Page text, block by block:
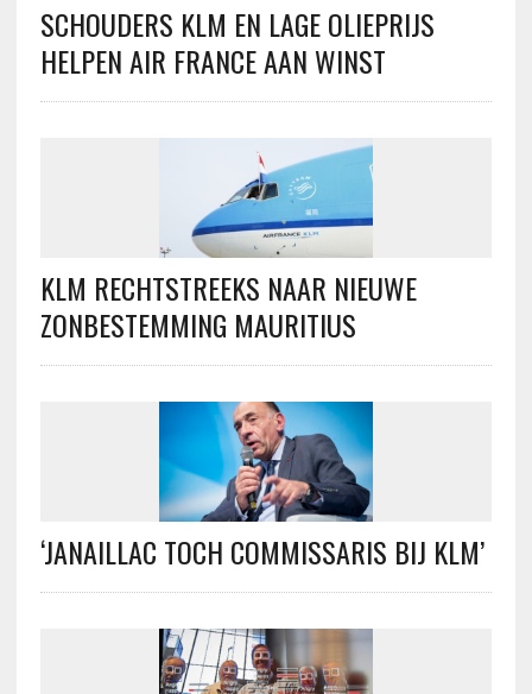
SCHOUDERS KLM EN LAGE OLIEPRIJS
HELPEN AIR FRANCE AAN WINST
KLM RECHTSTREEKS NAAR NIEUWE
ZONBESTEMMING MAURITIUS
‘JANAILLAC TOCH COMMISSARIS BIJ KLM’